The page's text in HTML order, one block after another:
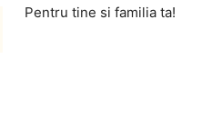
Pentru tine si familia ta!